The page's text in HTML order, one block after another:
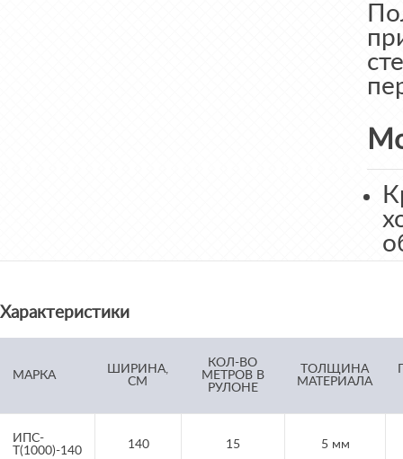
Характеристики
МАРКА
ШИРИНА,
СМ
КОЛ-ВО
МЕТРОВ В
РУЛОНЕ
ТОЛЩИНА
МАТЕРИАЛА
ИПС-
Т(1000)-140
140 15 5 мм